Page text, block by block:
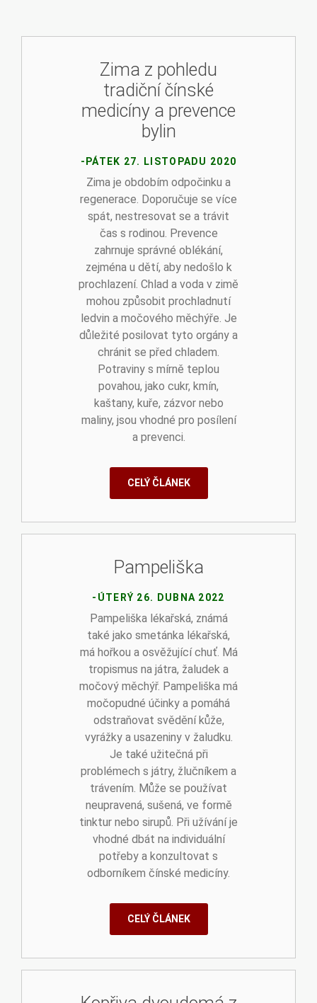
Zima z pohledu
tradiční čínské
medicíny a prevence
bylin
-PÁTEK 27. LISTOPADU 2020
Zima je obdobím odpočinku a
regenerace. Doporučuje se více
spát, nestresovat se a trávit
čas s rodinou. Prevence
zahrnuje správné oblékání,
zejména u dětí, aby nedošlo k
prochlazení. Chlad a voda v zimě
mohou způsobit prochladnutí
ledvin a močového měchýře. Je
důležité posilovat tyto orgány a
chránit se před chladem.
Potraviny s mírně teplou
povahou, jako cukr, kmín,
kaštany, kuře, zázvor nebo
maliny, jsou vhodné pro posílení
a prevenci.
CELÝ ČLÁNEK
Pampeliška
-ÚTERÝ 26. DUBNA 2022
Pampeliška lékařská, známá
také jako smetánka lékařská,
má hořkou a osvěžující chuť. Má
tropismus na játra, žaludek a
močový měchýř. Pampeliška má
močopudné účinky a pomáhá
odstraňovat svědění kůže,
vyrážky a usazeniny v žaludku.
Je také užitečná při
problémech s játry, žlučníkem a
trávením. Může se používat
neupravená, sušená, ve formě
tinktur nebo sirupů. Při užívání je
vhodné dbát na individuální
potřeby a konzultovat s
odborníkem čínské medicíny.
CELÝ ČLÁNEK